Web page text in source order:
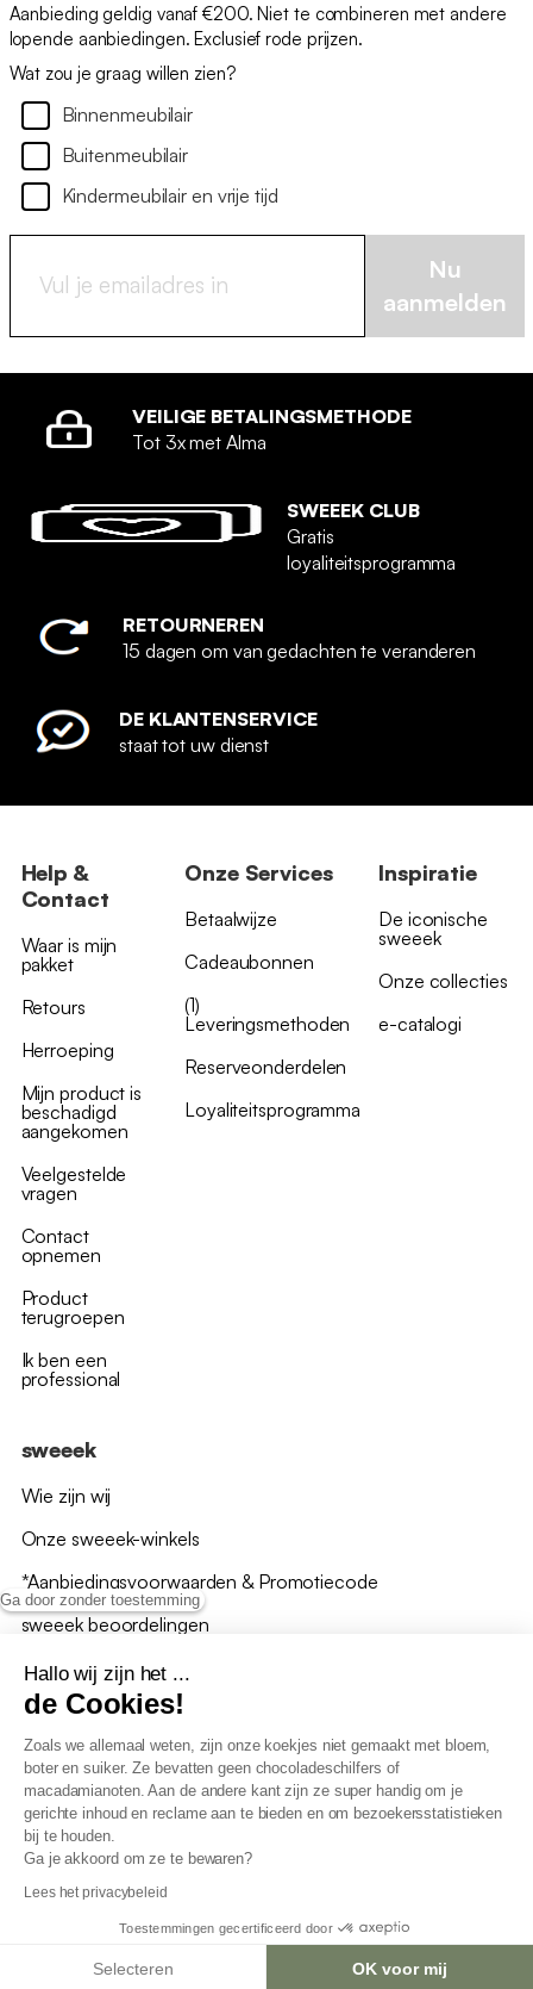
Ga door zonder toestemming
Hallo wij zijn het ...
de Cookies!
Zoals we allemaal weten, zijn onze koekjes niet gemaakt met bloem,
boter en suiker. Ze bevatten geen chocoladeschilfers of
macadamianoten. Aan de andere kant zijn ze super handig om je
gerichte inhoud en reclame aan te bieden en om bezoekersstatistieken
bij te houden.
Ga je akkoord om ze te bewaren?
Lees het privacybeleid
Toestemmingen gecertificeerd door
Selecteren OK voor mij
Aanbieding geldig vanaf €200. Niet te combineren met andere
lopende aanbiedingen. Exclusief rode prijzen.
Wat zou je graag willen zien?
Binnenmeubilair
Buitenmeubilair
Kindermeubilair en vrije tijd
Nu
aanmelden
VEILIGE BETALINGSMETHODE
Tot 3x met Alma
SWEEEK CLUB
Gratis
loyaliteitsprogramma
RETOURNEREN
15 dagen om van gedachten te veranderen
DE KLANTENSERVICE
staat tot uw dienst
Help &
Contact
Waar is mijn
pakket
Retours
Herroeping
Mijn product is
beschadigd
aangekomen
Veelgestelde
vragen
Contact
opnemen
Product
terugroepen
Ik ben een
professional
Onze Services
Betaalwijze
Cadeaubonnen
(1)
Leveringsmethoden
Reserveonderdelen
Loyaliteitsprogramma
Inspiratie
De iconische
sweeek
Onze collecties
e-catalogi
sweeek
Wie zijn wij
Onze sweeek-winkels
*Aanbiedingsvoorwaarden & Promotiecode
sweeek beoordelingen
Algemene verkoopsvoorwaarden
AV loyaliteitsprogramma
Beleid persoonsgegevens
Verklaring inzake toegankelijkheid